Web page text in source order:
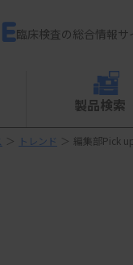
臨床検査の総合情報サ
製品検索
＞ トレンド ＞ 編集部Pick